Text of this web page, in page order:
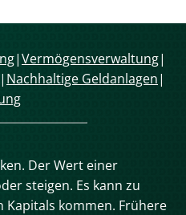
Vermögensverwaltung
Nachhaltige Geldanlagen
Der Wert einer
steigen. Es kann zu
Kapitals kommen. Frühere